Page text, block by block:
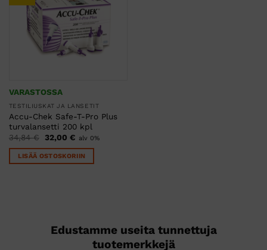
VARASTOSSA
TESTILIUSKAT JA LANSETIT
Accu-Chek Safe-T-Pro Plus
turvalansetti 200 kpl
34,84€
Alkuperäinen
hinta
oli:
34,84 €.
32,00 €Nykyinen
on:
32,00 €.
alv 0%
LISÄÄ OSTOSKORIIN